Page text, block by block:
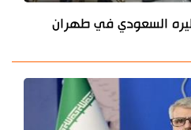
السعودي في طهران